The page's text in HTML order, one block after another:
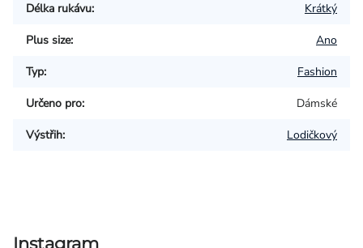
Délka rukávu: Krátký
Plus size: Ano
Typ: Fashion
Určeno pro: Dámské
Výstřih: Lodičkový
Instagram